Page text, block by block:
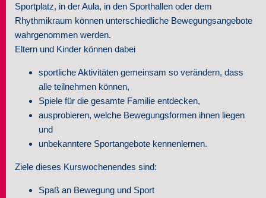
Sportplatz, in der Aula, in den Sporthallen oder dem
Rhythmikraum können unterschiedliche Bewegungsangebote
wahrgenommen werden.
Eltern und Kinder können dabei
sportliche Aktivitäten gemeinsam so verändern, dass
alle teilnehmen können,
Spiele für die gesamte Familie entdecken,
ausprobieren, welche Bewegungsformen ihnen liegen
und
unbekanntere Sportangebote kennenlernen.
Ziele dieses Kurswochenendes sind:
Spaß an Bewegung und Sport